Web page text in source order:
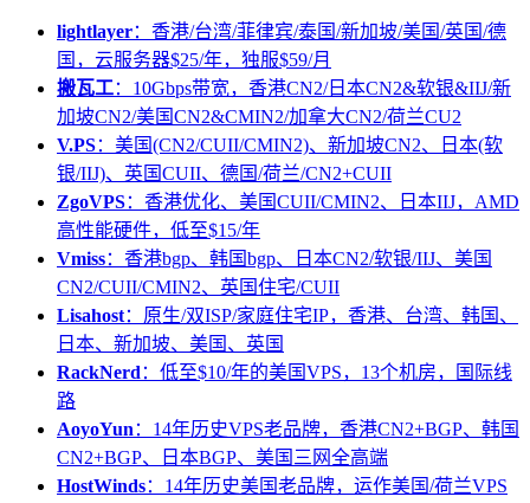
lightlayer：香港/台湾/菲律宾/泰国/新加坡/美国/英国/德
国，云服务器$25/年，独服$59/月
搬瓦工：10Gbps带宽，香港CN2/日本CN2&软银&IIJ/新
加坡CN2/美国CN2&CMIN2/加拿大CN2/荷兰CU2
V.PS：美国(CN2/CUII/CMIN2)、新加坡CN2、日本(软
银/IIJ)、英国CUII、德国/荷兰/CN2+CUII
ZgoVPS：香港优化、美国CUII/CMIN2、日本IIJ，AMD
高性能硬件，低至$15/年
Vmiss：香港bgp、韩国bgp、日本CN2/软银/IIJ、美国
CN2/CUII/CMIN2、英国住宅/CUII
Lisahost：原生/双ISP/家庭住宅IP，香港、台湾、韩国、
日本、新加坡、美国、英国
RackNerd ：低至$10/年的美国VPS，13个机房，国际线
路
AoyoYun ：14年历史VPS老品牌，香港CN2+BGP、韩国
CN2+BGP、日本BGP、美国三网全高端
HostWinds：14年历史美国老品牌，运作美国/荷兰VPS